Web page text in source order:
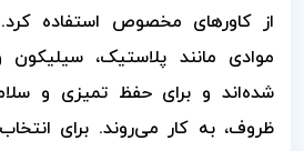
از کاورهای مخصوص استفاده کرد.
موادی مانند پلاستیک،
شده‌اند و برای حفظ تمیزی و
ظروف، به کار می‌روند. برای